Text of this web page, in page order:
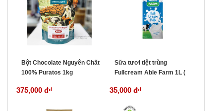
Bột Chocolate Nguyên Chất
100% Puratos 1kg
375,000 đ₫
Sữa tươi tiệt trùng
Fullcream Able Farm 1L (
35,000 đ₫